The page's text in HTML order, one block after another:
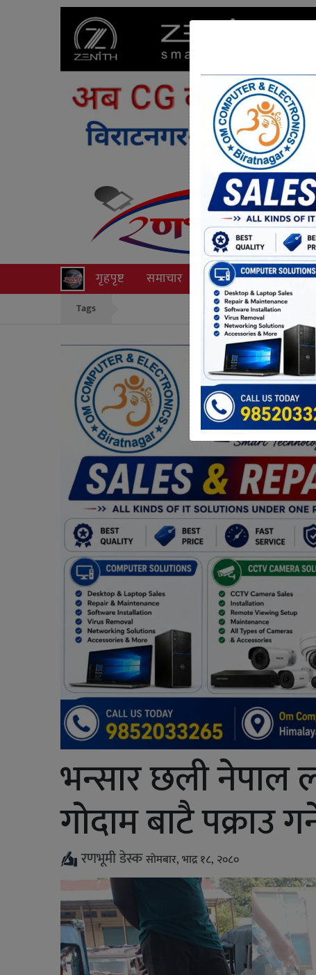
गृहपृष्ट समाचार राजनीति अपराध
Tags
भन्सार छली नेपाल
गोदाम बाटै पक्राउ
रणभूमी डेस्कसोमबार, भाद्र १८, २०८०